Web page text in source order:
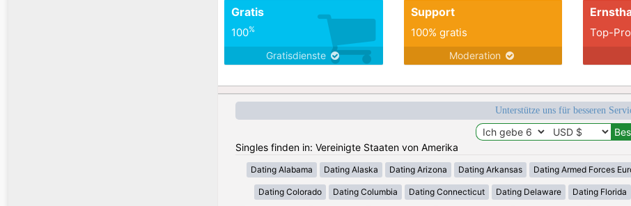
Gratis
100%
Gratisdienste
Support
100% gratis
Moderation
Top-
Unterstütze uns für besseren
Singles finden in: Vereinigte Staaten von Amerika
Dating Alabama Dating Alaska Dating Arizona Dating Arkansas Dating Armed Forces
Dating Colorado Dating Columbia Dating Connecticut Dating Delaware Dating Florida